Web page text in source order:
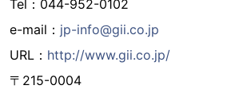
Tel：044-952-0102
e-mail： jp-info@gii.co.jp
URL： http://www.gii.co.jp/
〒215-0004